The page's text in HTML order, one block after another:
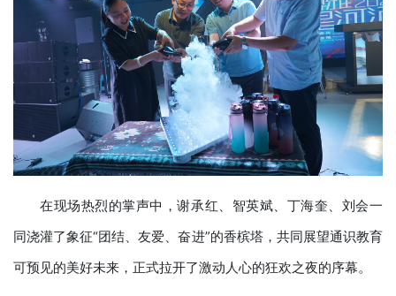
在现场热烈的掌声中，谢承红、智英斌、丁海奎、刘会一
同浇灌了象征“团结、友爱、奋进”的香槟塔，共同展望通识教育
可预见的美好未来，正式拉开了激动人心的狂欢之夜的序幕。